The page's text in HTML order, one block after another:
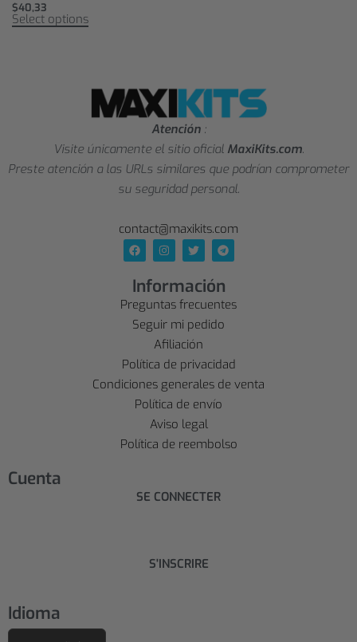
$40,33
Select options
Atención :
Visite únicamente el sitio oficial MaxiKits.com.
Preste atención a las URLs similares que podrían comprometer
su seguridad personal.
contact@maxikits.com
Información
Preguntas frecuentes
Seguir mi pedido
Afiliación
Política de privacidad
Condiciones generales de venta
Política de envío
Aviso legal
Política de reembolso
Cuenta
SE CONNECTER
S'INSCRIRE
Idioma